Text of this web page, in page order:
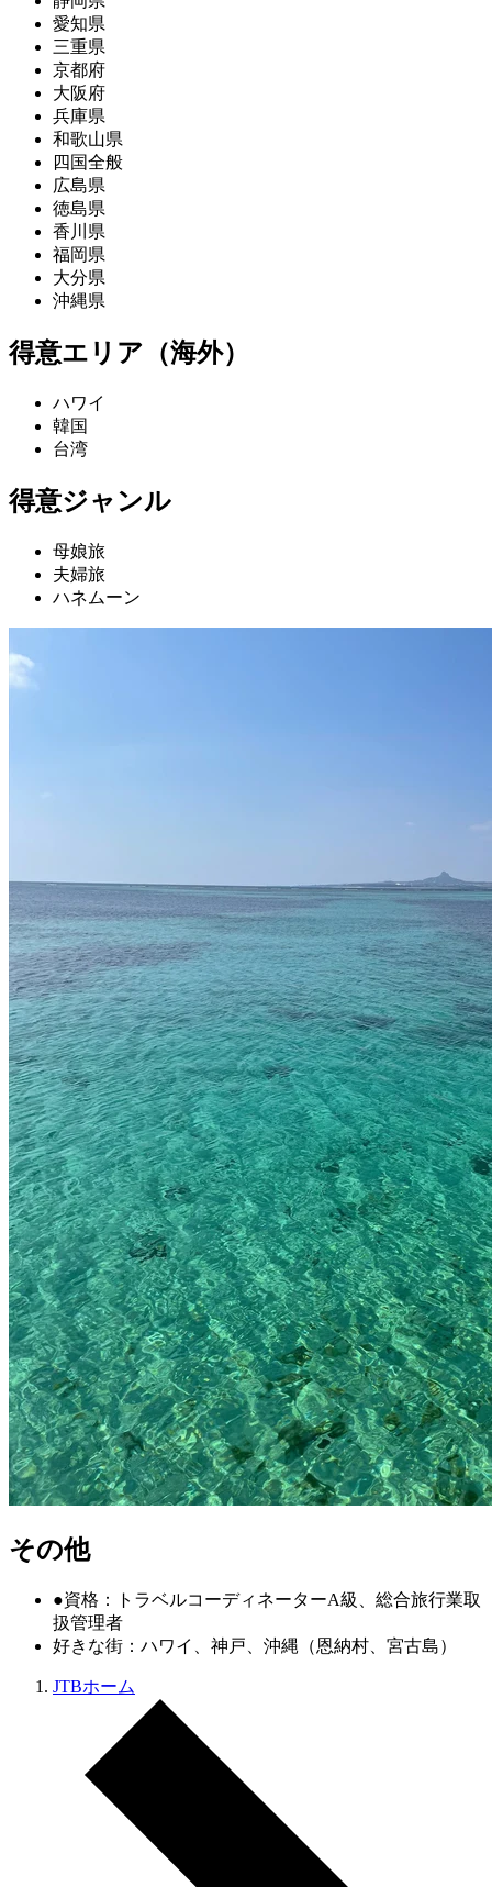
愛知県
三重県
京都府
大阪府
兵庫県
和歌山県
四国全般
広島県
徳島県
香川県
福岡県
大分県
沖縄県
得意エリア（海外）
ハワイ
韓国
台湾
得意ジャンル
母娘旅
夫婦旅
ハネムーン
その他
●資格：トラベルコーディネーターA級、総合旅行業取
扱管理者
好きな街：ハワイ、神戸、沖縄（恩納村、宮古島）
JTBホーム